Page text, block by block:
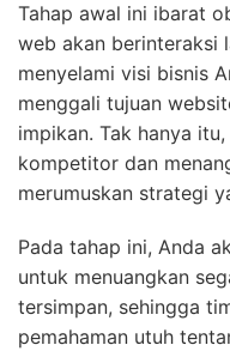
Tahap awal ini ibarat
web akan berinteraksi
menyelami visi bisnis
menggali tujuan
impikan. Tak hanya
kompetitor dan
merumuskan strategi
Pada tahap ini, Anda
untuk menuangkan
tersimpan, sehingga
pemahaman utuh